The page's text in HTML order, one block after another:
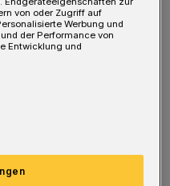
von oder Zugriff auf
Werbung und
der Performance von
Entwicklung und